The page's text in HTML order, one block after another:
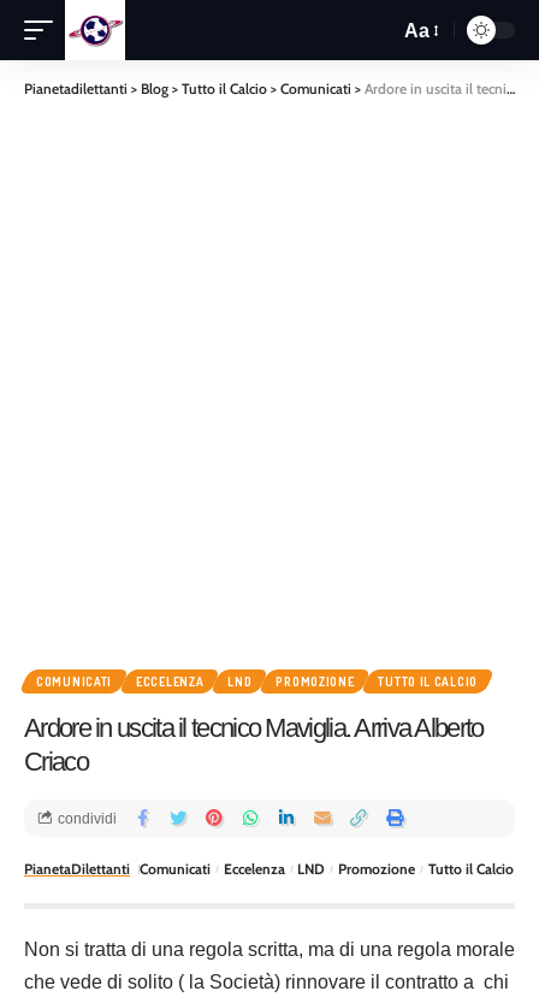
Aa
Pianetadilettanti > Blog > Tutto il Calcio > Comunicati > Ardore in uscita il tecnico Maviglia. Arriva Alberto Criaco
COMUNICATI ECCELENZA LND PROMOZIONE TUTTO IL CALCIO
Ardore in uscita il tecnico Maviglia. Arriva Alberto
Criaco
PianetaDilettanti Comunicati Eccelenza LND Promozione Tutto il Calcio
condividi
Non si tratta di una regola scritta, ma di una regola morale
che vede di solito ( la Società) rinnovare il contratto a chi